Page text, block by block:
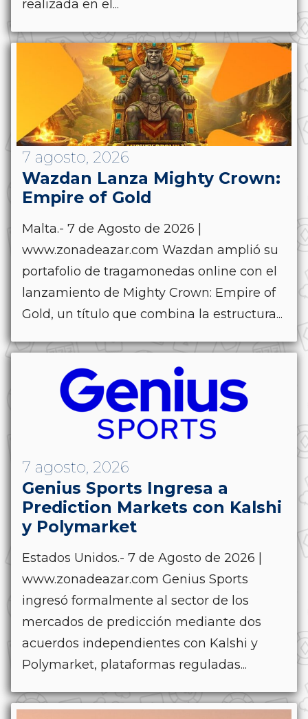
realizada en el...
7 agosto, 2026
Wazdan Lanza Mighty Crown:
Empire of Gold
Malta.- 7 de Agosto de 2026 |
www.zonadeazar.com Wazdan amplió su
portafolio de tragamonedas online con el
lanzamiento de Mighty Crown: Empire of
Gold, un título que combina la estructura...
7 agosto, 2026
Genius Sports Ingresa a
Prediction Markets con Kalshi
y Polymarket
Estados Unidos.- 7 de Agosto de 2026 |
www.zonadeazar.com Genius Sports
ingresó formalmente al sector de los
mercados de predicción mediante dos
acuerdos independientes con Kalshi y
Polymarket, plataformas reguladas...